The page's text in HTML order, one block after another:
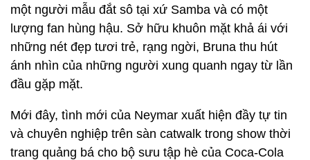
một người mẫu đắt sô tại xứ Samba và có một
lượng fan hùng hậu. Sở hữu khuôn mặt khả ái với
những nét đẹp tươi trẻ, rạng ngời, Bruna thu hút
ánh nhìn của những người xung quanh ngay từ lần
đầu gặp mặt.
Mới đây, tình mới của Neymar xuất hiện đầy tự tin
và chuyên nghiệp trên sàn catwalk trong show thời
trang quảng bá cho bộ sưu tập hè của Coca-Cola